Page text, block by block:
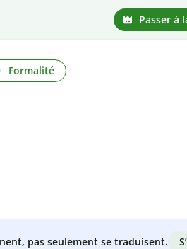
Passer à
Formalité
pas seulement se traduisent.